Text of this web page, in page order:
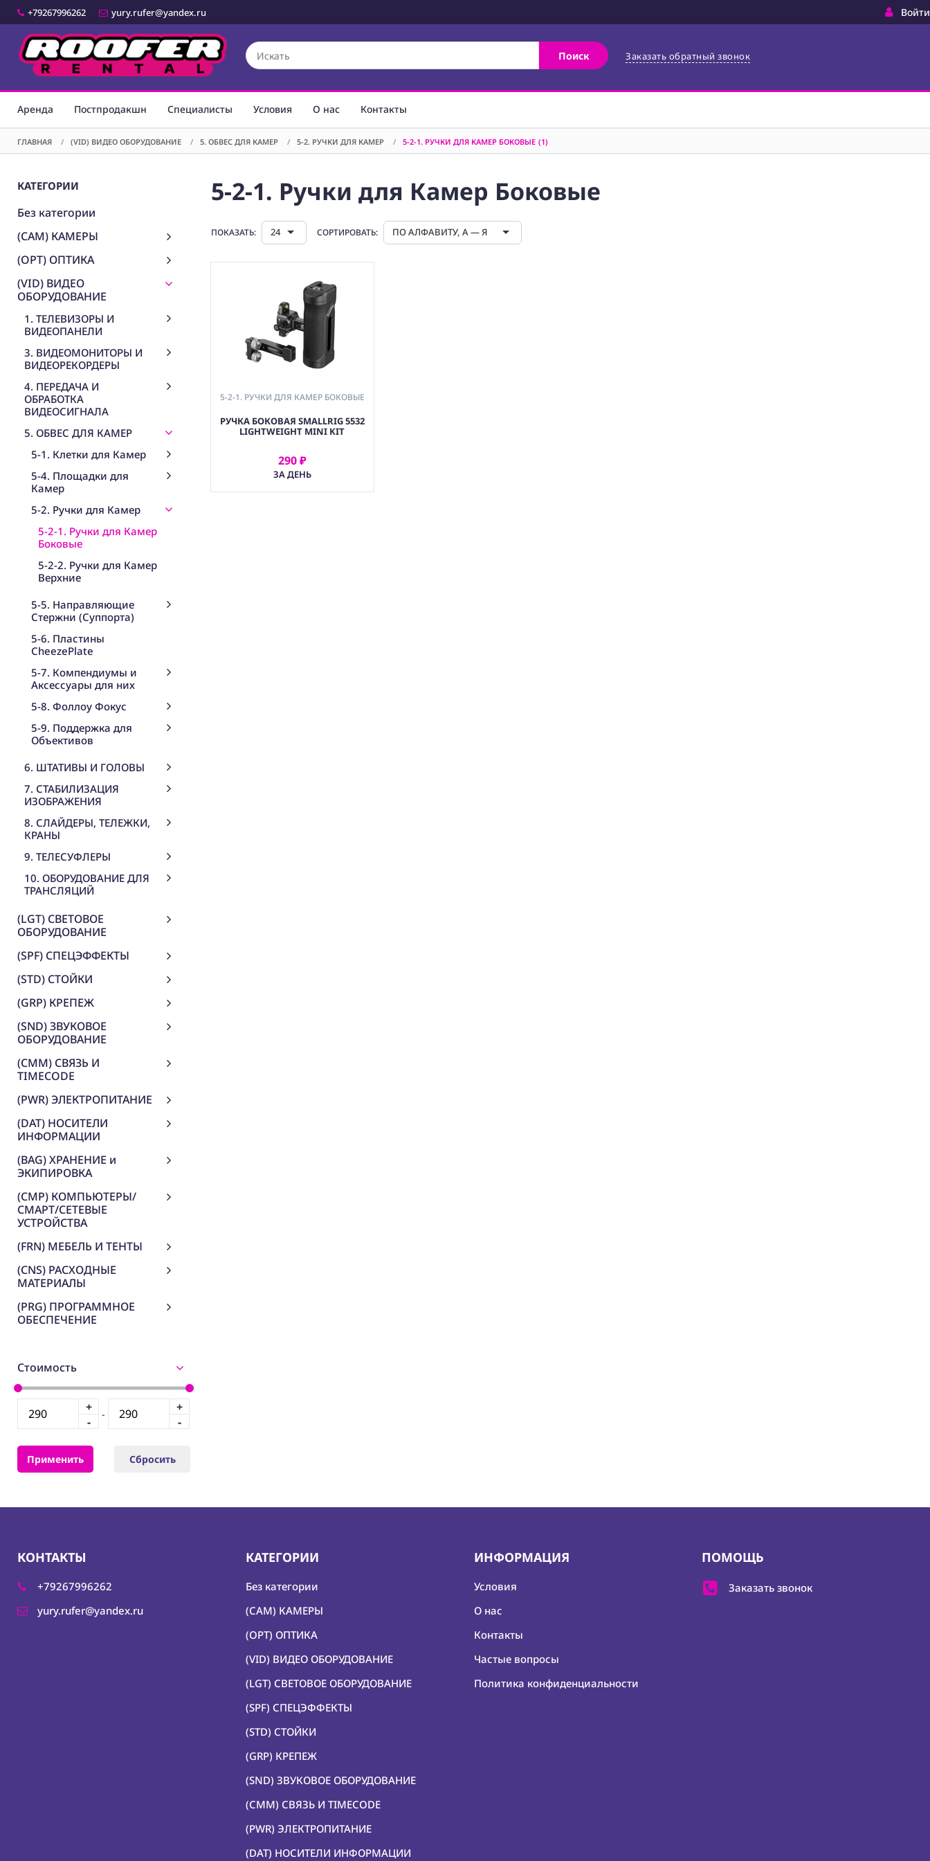
Войти
+79267996262 yury.rufer@yandex.ru
Поиск Заказать обратный звонок
Аренда Постпродакшн Специалисты Условия О нас Контакты
ГЛАВНАЯ / (VID) ВИДЕО ОБОРУДОВАНИЕ / 5. ОБВЕС ДЛЯ КАМЕР / 5-2. РУЧКИ ДЛЯ КАМЕР / 5-2-1. РУЧКИ ДЛЯ КАМЕР БОКОВЫЕ (1)
КАТЕГОРИИ
Без категории
(CAM) КАМЕРЫ
(OPT) ОПТИКА
(VID) ВИДЕО
ОБОРУДОВАНИЕ
1. ТЕЛЕВИЗОРЫ И
ВИДЕОПАНЕЛИ
3. ВИДЕОМОНИТОРЫ И
ВИДЕОРЕКОРДЕРЫ
4. ПЕРЕДАЧА И
ОБРАБОТКА
ВИДЕОСИГНАЛА
5. ОБВЕС ДЛЯ КАМЕР
5-1. Клетки для Камер
5-4. Площадки для
Камер
5-2. Ручки для Камер
5-2-1. Ручки для Камер
Боковые
5-2-2. Ручки для Камер
Верхние
5-5. Направляющие
Стержни (Суппорта)
5-6. Пластины
CheezePlate
5-7. Компендиумы и
Аксессуары для них
5-8. Фоллоу Фокус
5-9. Поддержка для
Объективов
6. ШТАТИВЫ И ГОЛОВЫ
7. СТАБИЛИЗАЦИЯ
ИЗОБРАЖЕНИЯ
8. СЛАЙДЕРЫ, ТЕЛЕЖКИ,
КРАНЫ
9. ТЕЛЕСУФЛЕРЫ
10. ОБОРУДОВАНИЕ ДЛЯ
ТРАНСЛЯЦИЙ
(LGT) СВЕТОВОЕ
ОБОРУДОВАНИЕ
(SPF) СПЕЦЭФФЕКТЫ
(STD) СТОЙКИ
(GRP) КРЕПЕЖ
(SND) ЗВУКОВОЕ
ОБОРУДОВАНИЕ
(CMM) СВЯЗЬ И
TIMECODE
(PWR) ЭЛЕКТРОПИТАНИЕ
(DAT) НОСИТЕЛИ
ИНФОРМАЦИИ
(BAG) ХРАНЕНИЕ и
ЭКИПИРОВКА
(CMP) КОМПЬЮТЕРЫ/
СМАРТ/СЕТЕВЫЕ
УСТРОЙСТВА
(FRN) МЕБЕЛЬ И ТЕНТЫ
(CNS) РАСХОДНЫЕ
МАТЕРИАЛЫ
(PRG) ПРОГРАММНОЕ
ОБЕСПЕЧЕНИЕ
Стоимость
+
-
-
+
-
Применить Сбросить
5-2-1. Ручки для Камер Боковые
ПОКАЗАТЬ: 24 СОРТИРОВАТЬ: ПО АЛФАВИТУ, А — Я
5-2-1. РУЧКИ ДЛЯ КАМЕР БОКОВЫЕ
РУЧКА БОКОВАЯ SMALLRIG 5532
LIGHTWEIGHT MINI KIT
290 ₽
ЗА ДЕНЬ
АРЕНДОВАТЬ
КОНТАКТЫ
+79267996262
yury.rufer@yandex.ru
КАТЕГОРИИ
Без категории
(CAM) КАМЕРЫ
(OPT) ОПТИКА
(VID) ВИДЕО ОБОРУДОВАНИЕ
(LGT) СВЕТОВОЕ ОБОРУДОВАНИЕ
(SPF) СПЕЦЭФФЕКТЫ
(STD) СТОЙКИ
(GRP) КРЕПЕЖ
(SND) ЗВУКОВОЕ ОБОРУДОВАНИЕ
(CMM) СВЯЗЬ И TIMECODE
(PWR) ЭЛЕКТРОПИТАНИЕ
(DAT) НОСИТЕЛИ ИНФОРМАЦИИ
ИНФОРМАЦИЯ
Условия
О нас
Контакты
Частые вопросы
Политика конфиденциальности
ПОМОЩЬ
Заказать звонок